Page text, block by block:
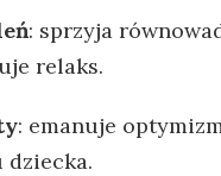
: sprzyja
relaks.
:‍ emanuje
dziecka.